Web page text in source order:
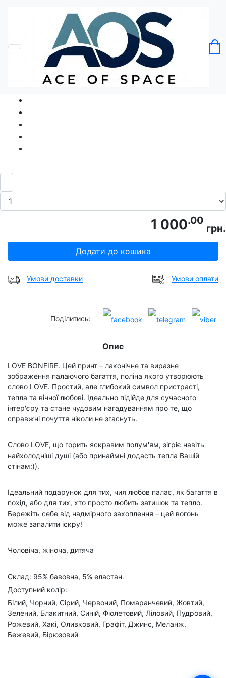
Без категорії
Вогонь кохання Love bonfire Любовне
багаття вогнище
Код товару: Ace5377
1 000.00
грн.
Додати до кошика
Умови доставки Умови оплати
Поділитись:
Опис
LOVE BONFIRE. Цей принт – лаконічне та виразне
зображення палаючого багаття, поліна якого утворюють
слово LOVE. Простий, але глибокий символ пристрасті,
тепла та вічної любові. Ідеально підійде для сучасного
інтер'єру та стане чудовим нагадуванням про те, що
справжні почуття ніколи не згаснуть.
Слово LOVE, що горить яскравим полум'ям, зігріє навіть
найхолодніші душі (або принаймні додасть тепла Вашій
стінам:)).
Ідеальний подарунок для тих, чия любов палає, як багаття в
похід, або для тих, хто просто любить затишок та тепло.
Бережіть себе від надмірного захоплення – цей вогонь
може запалити іскру!
Чоловіча, жіноча, дитяча
Склад: 95% бавовна, 5% еластан.
Доступний колір:
Білий, Чорний, Сірий, Червоний, Помаранчевий, Жовтий,
Зелений, Блакитний, Синій, Фіолетовий, Ліловий, Пудровий,
Рожевий, Хакі, Оливковий, Графіт, Джинс, Меланж,
Бежевий, Бірюзовий